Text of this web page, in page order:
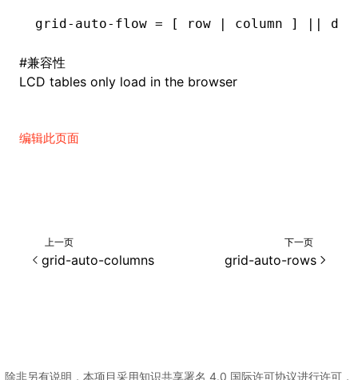
grid-auto-flow = [ row | column ] ||
#兼容性
LCD tables only load in the browser
编辑此页面
上一页
grid-auto-columns
下一页
grid-auto-rows
除非另有说明，本项目采用知识共享署名 4.0 国际许可协议进行许可，